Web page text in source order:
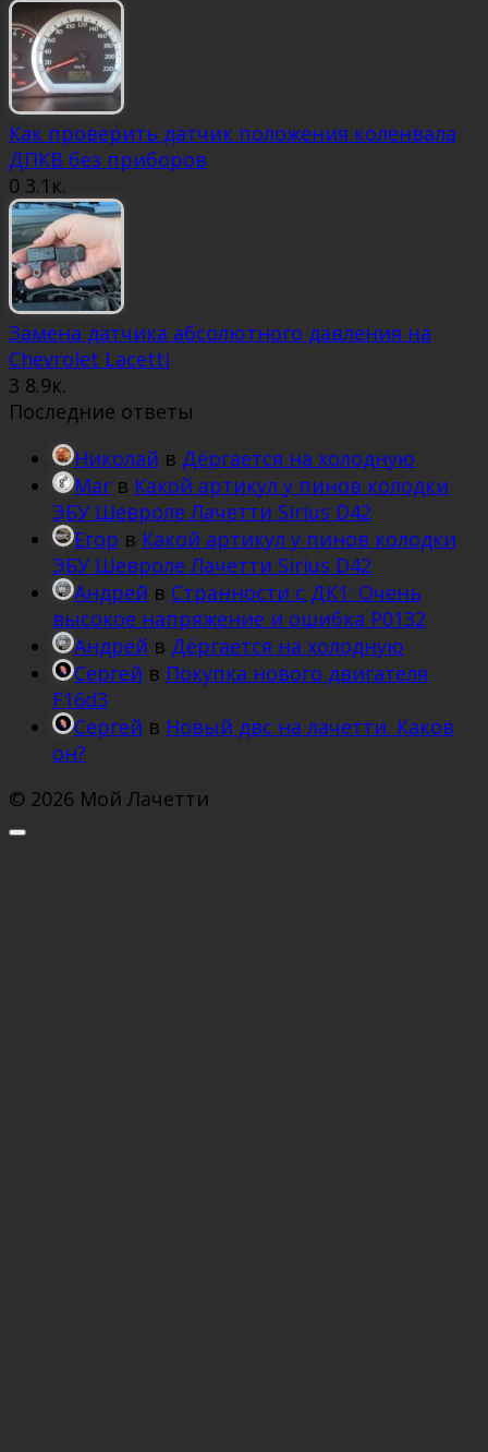
Как проверить датчик положения коленвала
ДПКВ без приборов
0 3.1к.
Замена датчика абсолютного давления на
Chevrolet Lacetti
3 8.9к.
Последние ответы
Николай в Дёргается на холодную
Mar в Какой артикул у пинов колодки
ЭБУ Шевроле Лачетти Sirius D42
Егор в Какой артикул у пинов колодки
ЭБУ Шевроле Лачетти Sirius D42
Андрей в Странности с ДК1: Очень
высокое напряжение и ошибка Р0132
Андрей в Дёргается на холодную
Сергей в Покупка нового двигателя
F16d3
Сергей в Новый двс на лачетти. Каков
он?
© 2026 Мой Лачетти